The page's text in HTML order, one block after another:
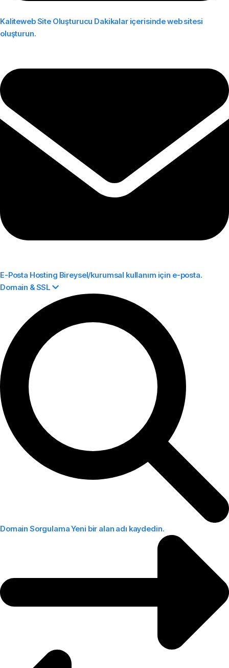
Kaliteweb Site Oluşturucu Dakikalar içerisinde web sitesi
oluşturun.
E-Posta Hosting Bireysel/kurumsal kullanım için e-posta.
Domain & SSL
Domain SorgulamaYeni bir alan adı kaydedin.